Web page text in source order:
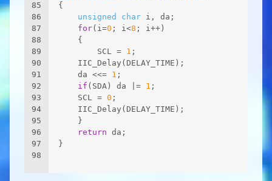
85
86
87
88
89
90
91
92
93
94
95
96
97
98
{
unsigned
char i, da;
for(i=0 ; i<8 ; i++)
    {
    	SCL =
1 ;
	IIC_Delay(DELAY_TIME);
	da <<=
1 ;
if (SDA) da |= 1 ;
	SCL =
0 ;
	IIC_Delay(DELAY_TIME);
    }
return da;
}